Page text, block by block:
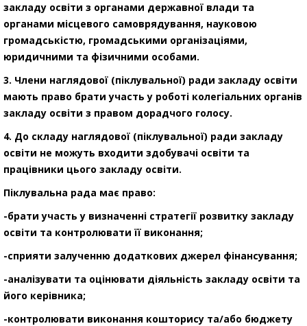
закладу освіти з органами державної влади та
органами місцевого самоврядування, науковою
громадськістю, громадськими організаціями,
юридичними та фізичними особами.
3. Члени наглядової (піклувальної) ради закладу освіти
мають право брати участь у роботі колегіальних органів
закладу освіти з правом дорадчого голосу.
4. До складу наглядової (піклувальної) ради закладу
освіти не можуть входити здобувачі освіти та
працівники цього закладу освіти.
Піклувальна рада має право:
-брати участь у визначенні стратегії розвитку закладу
освіти та контролювати її виконання;
-сприяти залученню додаткових джерел фінансування;
-аналізувати та оцінювати діяльність закладу освіти та
його керівника;
-контролювати виконання кошторису та/або бюджету